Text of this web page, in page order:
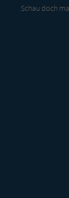
Schau doch